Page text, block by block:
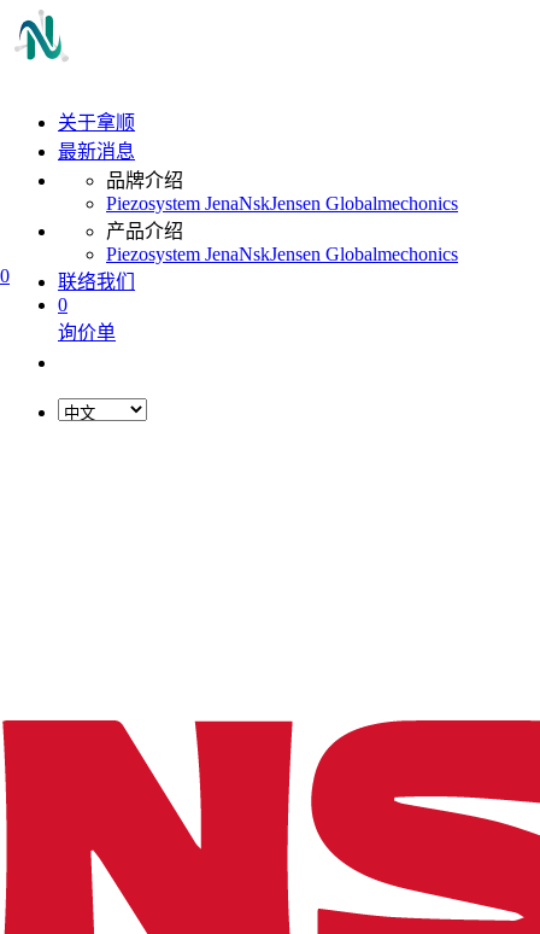
0
关于拿顺
最新消息
品牌介绍
Piezosystem JenaNskJensen Globalmechonics
产品介绍
Piezosystem JenaNskJensen Globalmechonics
联络我们
0
询价单